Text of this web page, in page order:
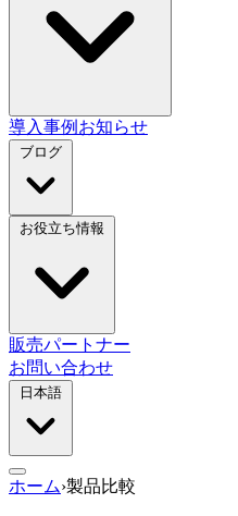
導入事例 お知らせ
販売パートナー
お問い合わせ
ホーム›製品比較